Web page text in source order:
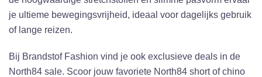
je ultieme bewegingsvrijheid, ideaal voor dagelijks gebruik
of lange reizen.
Bij Brandstof Fashion vind je ook exclusieve deals in de
North84 sale. Scoor jouw favoriete North84 short of chino